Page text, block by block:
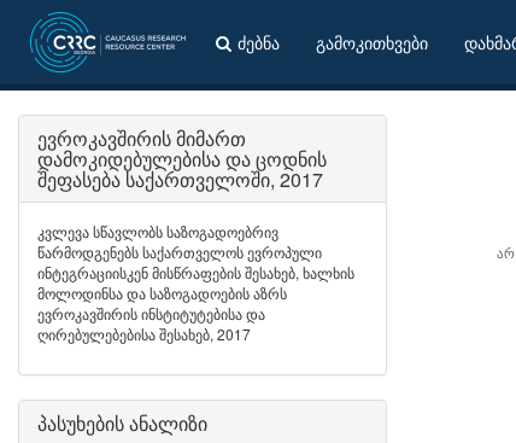
ძებნა გამოკითხვები
არ
ევროკავშირის მიმართ
დამოკიდებულებისა და ცოდნის
შეფასება საქართველოში, 2017
კვლევა სწავლობს საზოგადოებრივ
წარმოდგენებს საქართველოს ევროპული
ინტეგრაციისკენ მისწრაფების შესახებ, ხალხის
მოლოდინსა და საზოგადოების აზრს
ევროკავშირის ინსტიტუტებისა და
ღირებულებებისა შესახებ, 2017
პასუხების ანალიზი